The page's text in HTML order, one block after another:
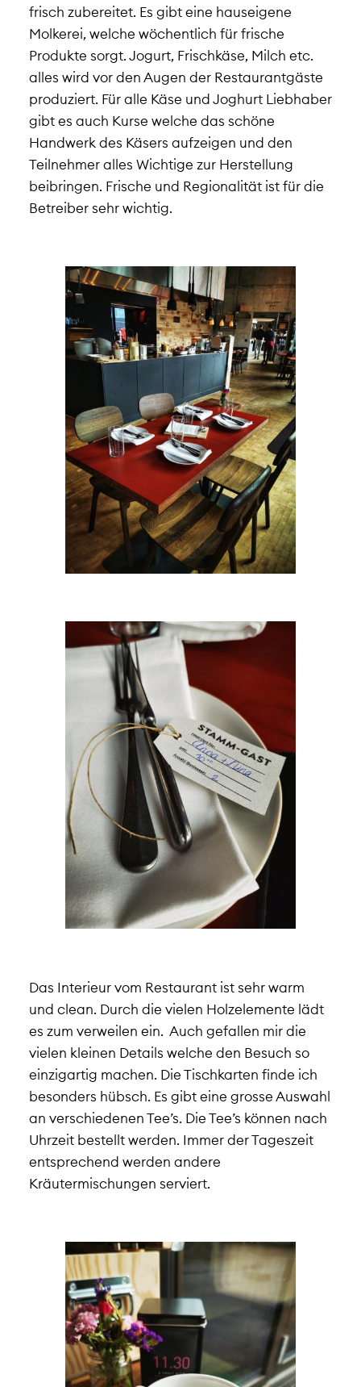
frisch zubereitet. Es gibt eine hauseigene
Molkerei, welche wöchentlich für frische
Produkte sorgt. Jogurt, Frischkäse, Milch etc.
alles wird vor den Augen der Restaurantgäste
produziert. Für alle Käse und Joghurt Liebhaber
gibt es auch Kurse welche das schöne
Handwerk des Käsers aufzeigen und den
Teilnehmer alles Wichtige zur Herstellung
beibringen. Frische und Regionalität ist für die
Betreiber sehr wichtig.
Das Interieur vom Restaurant ist sehr warm
und clean. Durch die vielen Holzelemente lädt
es zum verweilen ein. Auch gefallen mir die
vielen kleinen Details welche den Besuch so
einzigartig machen. Die Tischkarten finde ich
besonders hübsch. Es gibt eine grosse Auswahl
an verschiedenen Tee’s. Die Tee’s können nach
Uhrzeit bestellt werden. Immer der Tageszeit
entsprechend werden andere
Kräutermischungen serviert.